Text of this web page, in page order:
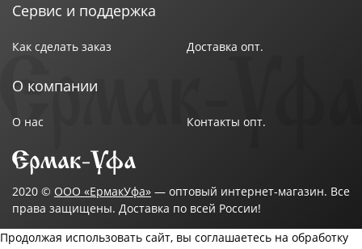
Сервис и поддержка
Как сделать заказ Доставка опт.
О компании
О нас Контакты опт.
2020 © ООО «ЕрмакУфа» — оптовый интернет-магазин. Все
права защищены. Доставка по всей России!
Продолжая использовать сайт, вы соглашаетесь на обработку